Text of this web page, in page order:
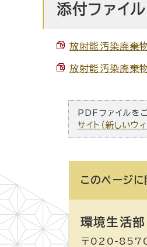
添付ファイル
放射能汚染廃棄
放射能汚染廃棄
PDFファイルを
サイト（新しいウィ
このページに
環境生活
〒020-8570